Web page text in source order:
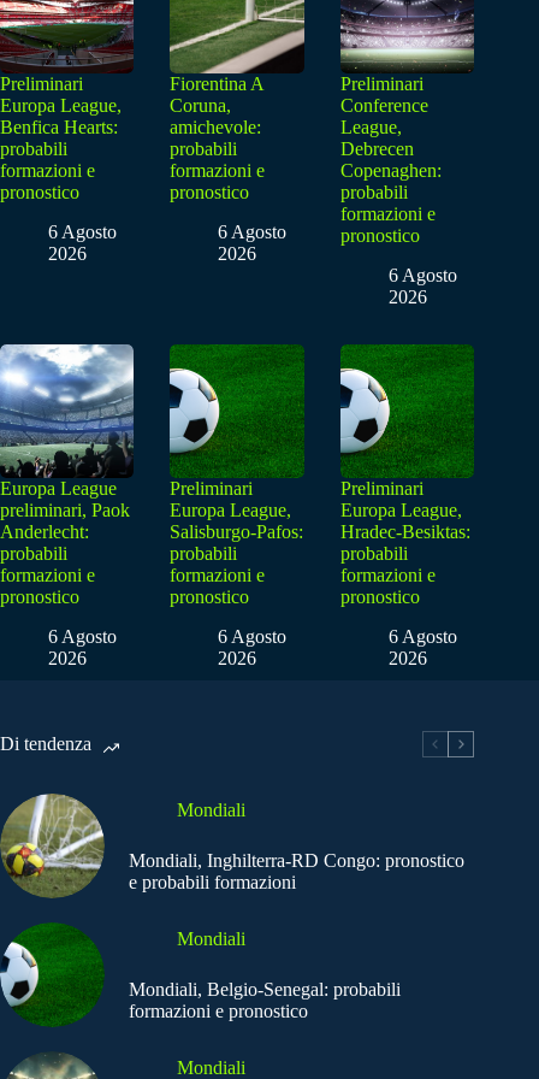
Preliminari
Europa League,
Benfica Hearts:
probabili
formazioni e
pronostico
6 Agosto
2026
Fiorentina A
Coruna,
amichevole:
probabili
formazioni e
pronostico
6 Agosto
2026
Preliminari
Conference
League,
Debrecen
Copenaghen:
probabili
formazioni e
pronostico
6 Agosto
2026
Europa League
preliminari, Paok
Anderlecht:
probabili
formazioni e
pronostico
6 Agosto
2026
Preliminari
Europa League,
Salisburgo-Pafos:
probabili
formazioni e
pronostico
6 Agosto
2026
Preliminari
Europa League,
Hradec-Besiktas:
probabili
formazioni e
pronostico
6 Agosto
2026
Di tendenza
Mondiali
Mondiali, Inghilterra-RD Congo: pronostico
e probabili formazioni
Mondiali
Mondiali, Belgio-Senegal: probabili
formazioni e pronostico
Mondiali